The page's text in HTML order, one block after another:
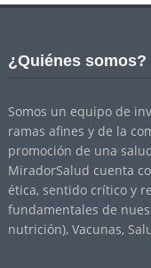
¿Quiénes somos?
Somos un equipo de
ramas afines y de la
promoción de una
MiradorSalud cuenta
ética, sentido crítico y
fundamentales de
nutrición), Vacunas,